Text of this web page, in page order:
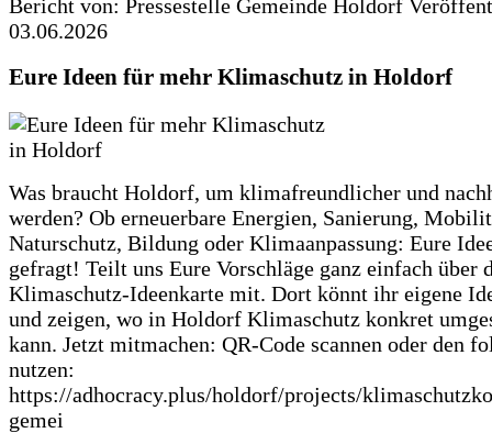
Bericht von: Pressestelle Gemeinde Holdorf
03.06.2026
Eure Ideen für mehr Klimaschutz in Holdorf
Was braucht Holdorf, um klimafreundlicher und
werden? Ob erneuerbare Energien, Sanierung,
Naturschutz, Bildung oder Klimaanpassung: Eure
gefragt! Teilt uns Eure Vorschläge ganz einfach über
Klimaschutz-Ideenkarte mit. Dort könnt ihr eigene
und zeigen, wo in Holdorf Klimaschutz konkret
kann. Jetzt mitmachen: QR-Code scannen oder den
nutzen:
https://adhocracy.plus/holdorf/projects/
gemei